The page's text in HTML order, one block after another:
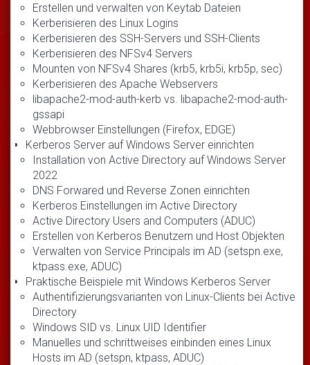
Erstellen und verwalten von Keytab Dateien
Kerberisieren des Linux Logins
Kerberisieren des SSH-Servers und SSH-Clients
Kerberisieren des NFSv4 Servers
Mounten von NFSv4 Shares (krb5, krb5i, krb5p, sec)
Kerberisieren des Apache Webservers
libapache2-mod-auth-kerb vs. libapache2-mod-auth-
gssapi
Webbrowser Einstellungen (Firefox, EDGE)
Kerberos Server auf Windows Server einrichten
Installation von Active Directory auf Windows Server
2022
DNS Forwared und Reverse Zonen einrichten
Kerberos Einstellungen im Active Directory
Active Directory Users and Computers (ADUC)
Erstellen von Kerberos Benutzern und Host Objekten
Verwalten von Service Principals im AD (setspn.exe,
ktpass.exe, ADUC)
Praktische Beispiele mit Windows Kerberos Server
Authentifizierungsvarianten von Linux-Clients bei Active
Directory
Windows SID vs. Linux UID Identifier
Manuelles und schrittweises einbinden eines Linux
Hosts im AD (setspn, ktpass, ADUC)